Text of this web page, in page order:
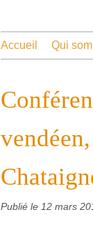
Accueil Qui
Publié le 12 mars